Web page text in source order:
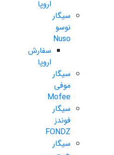
اروپا
سیگار
نوسو
Nuso
سفارش
اروپا
سیگار
موفی
Mofee
سیگار
فوندز
FONDZ
سیگار